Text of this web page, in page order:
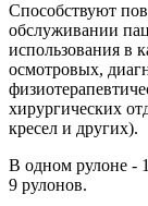
Способствуют
обслуживании
использования в
осмотровых,
хирургических
кресел и других).
В одном рулоне -
9 рулонов.